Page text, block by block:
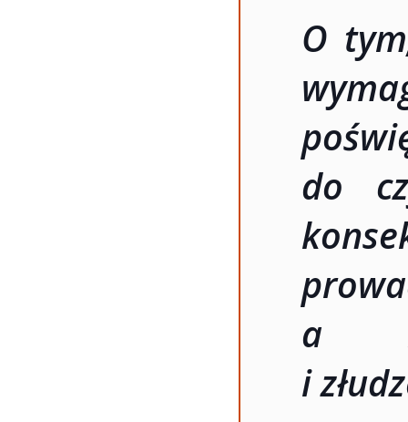
O
do
a
i